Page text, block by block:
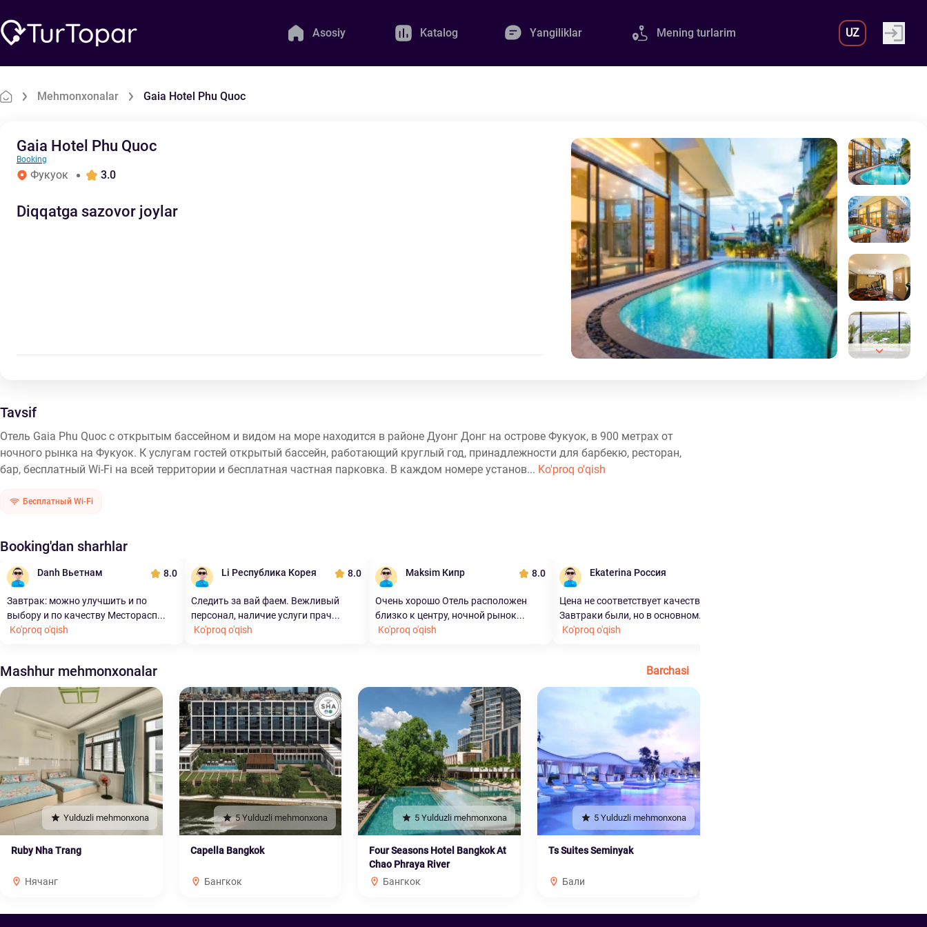
Asosiy Katalog Yangiliklar Mening turlarim UZ
Mehmonxonalar Gaia Hotel Phu Quoc
Gaia Hotel Phu Quoc
Booking
Фукуок 3.0
Diqqatga sazovor joylar
Tavsif
Отель Gaia Phu Quoc с открытым бассейном и видом на море находится в районе Дуонг Донг на острове Фукуок, в 900 метрах от
ночного рынка на Фукуок. К услугам гостей открытый бассейн, работающий круглый год, принадлежности для барбекю, ресторан,
бар, бесплатный Wi-Fi на всей территории и бесплатная частная парковка. В каждом номере установ... Ko'proq o'qish
Бесплатный Wi-Fi
Booking'dan sharhlar
Danh Вьетнам 8.0
Завтрак: можно улучшить и по
выбору и по качеству Месторасп...
Ko'proq o'qish
Li Республика Корея 8.0
Следить за вай фаем. Вежливый
персонал, наличие услуги прач...
Ko'proq o'qish
Maksim Кипр 8.0
Очень хорошо Отель расположен
близко к центру, ночной рынок...
Ko'proq o'qish
Ekaterina Россия
Цена не соответствует качеству
Завтраки были, но в основном...
Ko'proq o'qish
Mashhur mehmonxonalar Barchasi
Yulduzli mehmonxona
Ruby Nha Trang
Нячанг
5 Yulduzli mehmonxona
Capella Bangkok
Бангкок
5 Yulduzli mehmonxona
Four Seasons Hotel Bangkok At
Chao Phraya River
Бангкок
5 Yulduzli mehmonxona
Ts Suites Seminyak
Бали